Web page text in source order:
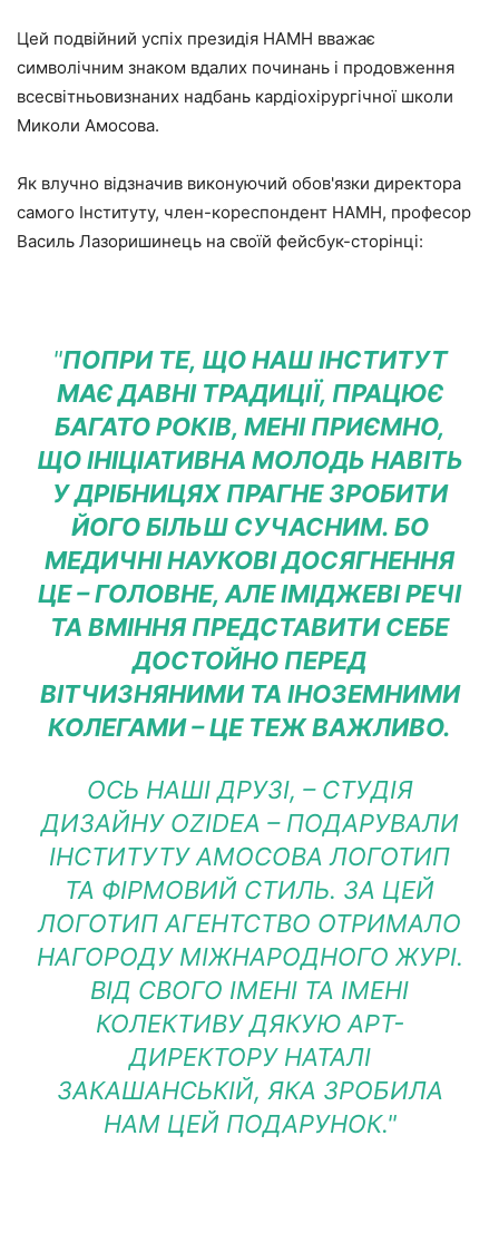
Цей подвійний успіх президія НАМН вважає
символічним знаком вдалих починань і продовження
всесвітньовизнаних надбань кардіохірургічної школи
Миколи Амосова.
Як влучно відзначив виконуючий обов'язки директора
самого Інституту, член-кореспондент НАМН, професор
Василь Лазоришинець на своїй фейсбук-сторінці:
"ПОПРИ ТЕ, ЩО НАШ ІНСТИТУТ
МАЄ ДАВНІ ТРАДИЦІЇ, ПРАЦЮЄ
БАГАТО РОКІВ, МЕНІ ПРИЄМНО,
ЩО ІНІЦІАТИВНА МОЛОДЬ НАВІТЬ
У ДРІБНИЦЯХ ПРАГНЕ ЗРОБИТИ
ЙОГО БІЛЬШ СУЧАСНИМ. БО
МЕДИЧНІ НАУКОВІ ДОСЯГНЕННЯ
ЦЕ – ГОЛОВНЕ, АЛЕ ІМІДЖЕВІ РЕЧІ
ТА ВМІННЯ ПРЕДСТАВИТИ СЕБЕ
ДОСТОЙНО ПЕРЕД
ВІТЧИЗНЯНИМИ ТА ІНОЗЕМНИМИ
КОЛЕГАМИ – ЦЕ ТЕЖ ВАЖЛИВО.
ОСЬ НАШІ ДРУЗІ, – СТУДІЯ
ДИЗАЙНУ OZIDEA – ПОДАРУВАЛИ
‎ІНСТИТУТУ АМОСОВА ЛОГОТИП
ТА ФІРМОВИЙ СТИЛЬ. ЗА ЦЕЙ
ЛОГОТИП АГЕНТСТВО ОТРИМАЛО
НАГОРОДУ МІЖНАРОДНОГО ЖУРІ.
ВІД СВОГО ІМЕНІ ТА ІМЕНІ
КОЛЕКТИВУ ДЯКУЮ АРТ-
ДИРЕКТОРУ НАТАЛІ
ЗАКАШАНСЬКІЙ, ЯКА ЗРОБИЛА
НАМ ЦЕЙ ПОДАРУНОК."